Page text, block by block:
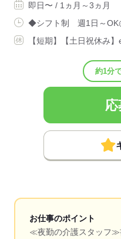
即日〜 / 1ヵ月～3ヵ月
◆シフト制 週1日～
【短期】【土日祝休み
約1分
お仕事のポイント
≪夜勤の介護スタッフ≫